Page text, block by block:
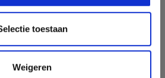
toestaan
Weigeren